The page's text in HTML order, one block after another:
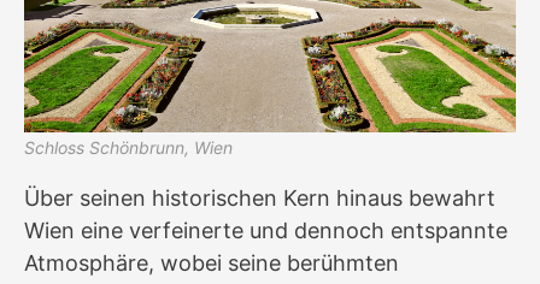
Schloss Schönbrunn, Wien
Über seinen historischen Kern hinaus bewahrt
Wien eine verfeinerte und dennoch entspannte
Atmosphäre, wobei seine berühmten